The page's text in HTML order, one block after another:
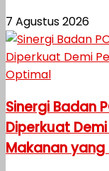
7 Agustus 2026
Sinergi Badan
Diperkuat
Makanan